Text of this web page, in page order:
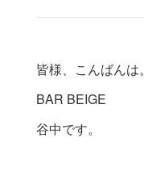
皆様、こんばんは。
BAR BEIGE
谷中です。